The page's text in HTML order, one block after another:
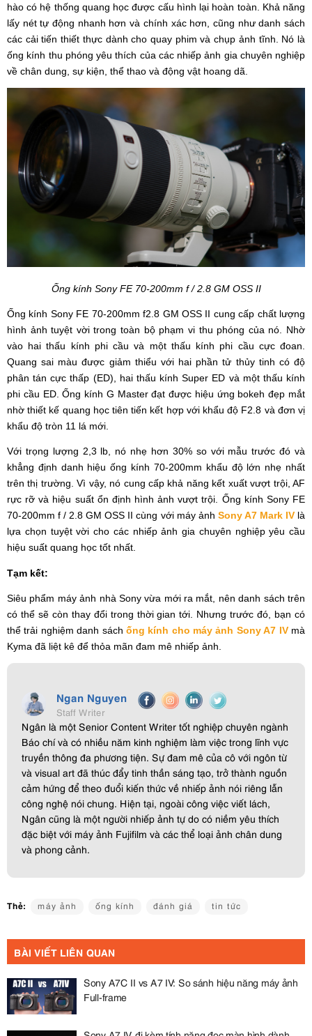
hào có hệ thống quang học được cấu hình lại hoàn toàn. Khả năng
lấy nét tự động nhanh hơn và chính xác hơn, cũng như danh sách
các cải tiến thiết thực dành cho quay phim và chụp ảnh tĩnh. Nó là
ống kính thu phóng yêu thích của các nhiếp ảnh gia chuyên nghiệp
về chân dung, sự kiện, thể thao và động vật hoang dã.
Ống kính Sony FE 70-200mm f / 2.8 GM OSS II
Ống kính Sony FE 70-200mm f2.8 GM OSS II cung cấp chất lượng
hình ảnh tuyệt vời trong toàn bộ phạm vi thu phóng của nó. Nhờ
vào hai thấu kính phi cầu và một thấu kính phi cầu cực đoan.
Quang sai màu được giảm thiểu với hai phần tử thủy tinh có độ
phân tán cực thấp (ED), hai thấu kính Super ED và một thấu kính
phi cầu ED. Ống kính G Master đạt được hiệu ứng bokeh đẹp mắt
nhờ thiết kế quang học tiên tiến kết hợp với khẩu độ F2.8 và đơn vị
khẩu độ tròn 11 lá mới.
Với trọng lượng 2,3 lb, nó nhẹ hơn 30% so với mẫu trước đó và
khẳng định danh hiệu ống kính 70-200mm khẩu độ lớn nhẹ nhất
trên thị trường. Vì vậy, nó cung cấp khả năng kết xuất vượt trội, AF
rực rỡ và hiệu suất ổn định hình ảnh vượt trội. Ống kính Sony FE
70-200mm f / 2.8 GM OSS II cùng với máy ảnh Sony A7 Mark IVlà
lựa chọn tuyệt vời cho các nhiếp ảnh gia chuyên nghiệp yêu cầu
hiệu suất quang học tốt nhất.
Tạm kết:
Siêu phẩm máy ảnh nhà Sony vừa mới ra mắt, nên danh sách trên
có thể sẽ còn thay đổi trong thời gian tới. Nhưng trước đó, bạn có
thể trải nghiệm danh sách ống kính cho máy ảnh Sony A7 IVmà
Kyma đã liệt kê để thỏa mãn đam mê nhiếp ảnh.
Ngan Nguyen
Staff Writer
Ngân là một Senior Content Writer tốt nghiệp chuyên ngành
Báo chí và có nhiều năm kinh nghiệm làm việc trong lĩnh vực
truyền thông đa phương tiện. Sự đam mê của cô với ngôn từ
và visual art đã thúc đẩy tinh thần sáng tạo, trở thành nguồn
cảm hứng để theo đuổi kiến thức về nhiếp ảnh nói riêng lẫn
công nghệ nói chung. Hiện tại, ngoài công việc viết lách,
Ngân cũng là một người nhiếp ảnh tự do có niềm yêu thích
đặc biệt với máy ảnh Fujifilm và các thể loại ảnh chân dung
và phong cảnh.
Thẻ: máy ảnh ống kính đánh giá tin tức
BÀI VIẾT LIÊN QUAN
Sony A7C II vs A7 IV: So sánh hiệu năng máy ảnh
Full-frame